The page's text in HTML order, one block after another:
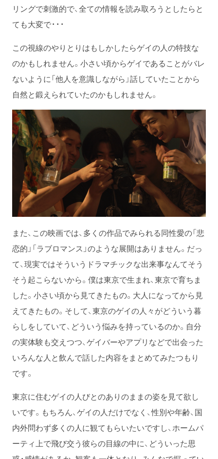
リングで刺激的で、全ての情報を読み取ろうとしたらと
ても大変で・・・
この視線のやりとりはもしかしたらゲイの人の特技な
のかもしれません。小さい頃からゲイであることがバレ
ないように「他人を意識しながら」話していたことから
自然と鍛えられていたのかもしれません。
また、この映画では、多くの作品でみられる同性愛の「悲
恋的」「ラブロマンス」のような展開はありません。だっ
て、現実ではそういうドラマチックな出来事なんてそう
そう起こらないから。僕は東京で生まれ、東京で育ちま
した。小さい頃から見てきたもの。大人になってから見
えてきたもの。そして、東京のゲイの人々がどういう暮
らしをしていて、どういう悩みを持っているのか。自分
の実体験も交えつつ、ゲイバーやアプリなどで出会った
いろんな人と飲んで話した内容をまとめてみたつもり
です。
東京に住むゲイの人びとのありのままの姿を見て欲し
いです。もちろん、ゲイの人だけでなく、性別や年齢、国
内外問わず多くの人に観てもらいたいですし、ホームパ
ーティ上で飛び交う彼らの目線の中に、どういった思